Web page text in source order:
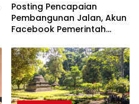
Posting Pencapaian
Pembangunan Jalan, Akun
Facebook Pemerintah
“Dirujak” Warganet